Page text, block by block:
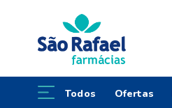
Todos Ofertas